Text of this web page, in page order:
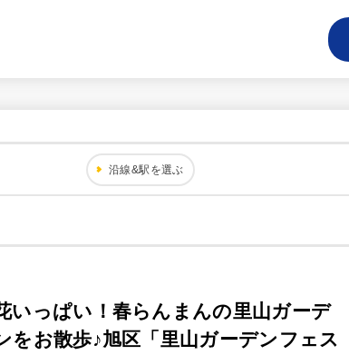
沿線&駅を選ぶ
いっぱい！春らんまんの里山ガーデ
をお散歩♪旭区「里山ガーデンフェス